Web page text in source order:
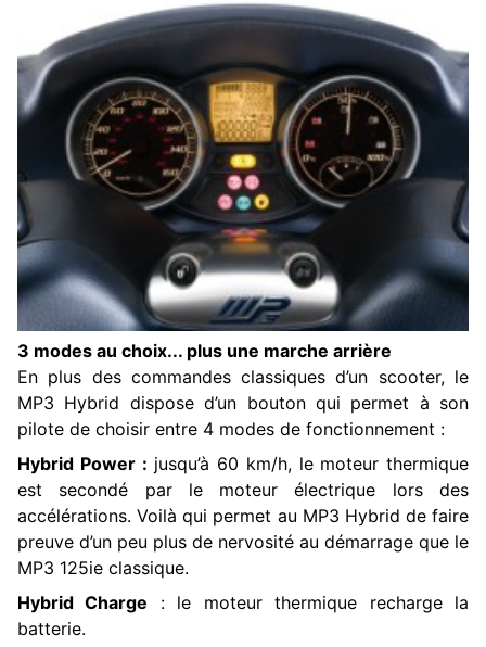
3 modes au choix... plus une marche arrière
En plus des commandes classiques d’un scooter, le
MP3 Hybrid dispose d’un bouton qui permet à son
pilote de choisir entre 4 modes de fonctionnement :
Hybrid Power : jusqu’à 60 km/h, le moteur thermique
est secondé par le moteur électrique lors des
accélérations. Voilà qui permet au MP3 Hybrid de faire
preuve d’un peu plus de nervosité au démarrage que le
MP3 125ie classique.
Hybrid Charge : le moteur thermique recharge la
batterie.